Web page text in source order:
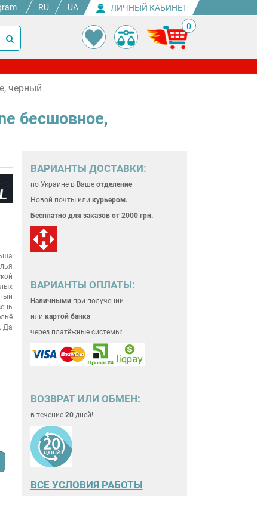
RU UA ЛИЧНЫЙ КАБИНЕТ
0
черный
бесшовное,
Да
ВАРИАНТЫ ДОСТАВКИ:
по Украине в Ваше отделение
Новой почты или курьером.
Бесплатно для заказов от 2000 грн.
ВАРИАНТЫ ОПЛАТЫ:
Наличнымипри получении
или картой банка
через платёжные системы:
ВОЗВРАТ ИЛИ ОБМЕН:
в течение 20дней!
ВСЕ УСЛОВИЯ РАБОТЫ